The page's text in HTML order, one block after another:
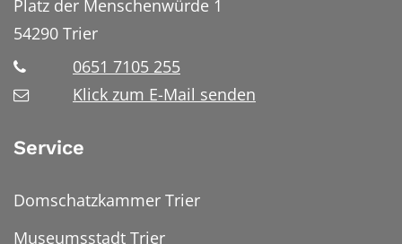
Platz der Menschenwürde 1
54290 Trier
0651 7105 255
Klick zum E-Mail senden
Service
Domschatzkammer Trier
Museumsstadt Trier